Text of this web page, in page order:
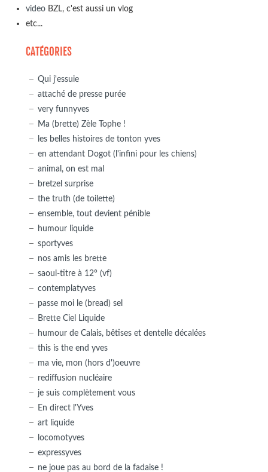
videoBZL, c'est aussi un vlog
etc...
CATÉGORIES
Qui j'essuie
attaché de presse purée
very funnyves
Ma (brette) Zèle Tophe !
les belles histoires de tonton yves
en attendant Dogot (l'infini pour les chiens)
animal, on est mal
bretzel surprise
the truth (de toilette)
ensemble, tout devient pénible
humour liquide
sportyves
nos amis les brette
saoul-titre à 12° (vf)
contemplatyves
passe moi le (bread) sel
Brette Ciel Liquide
humour de Calais, bêtises et dentelle décalées
this is the end yves
ma vie, mon (hors d')oeuvre
rediffusion nucléaire
je suis complètement vous
En direct l'Yves
art liquide
locomotyves
expressyves
ne joue pas au bord de la fadaise !